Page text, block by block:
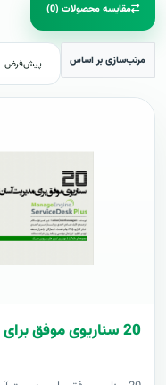
مقایسه محصولات (0)
مرتب‌سازی بر اساس
20 سناریوی موفق برای مدیریت آسان انفورماتیک